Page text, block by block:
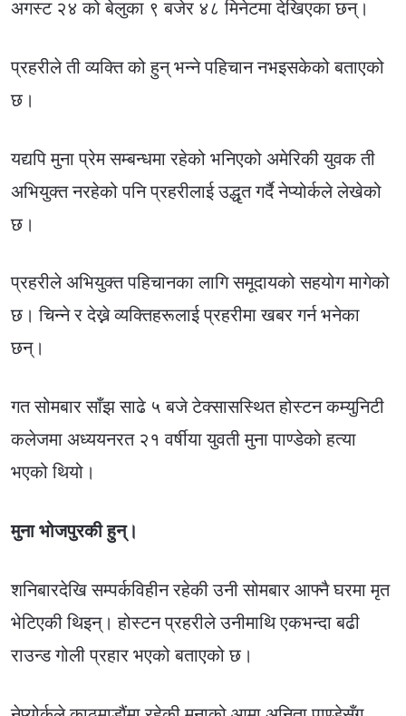
अगस्ट २४ को बेलुका ९ बजेर ४८ मिनेटमा देखिएका छन्।
प्रहरीले ती व्यक्ति को हुन् भन्ने पहिचान नभइसकेको बताएको
छ।
यद्यपि मुना प्रेम सम्बन्धमा रहेको भनिएको अमेरिकी युवक ती
अभियुक्त नरहेको पनि प्रहरीलाई उद्धृत गर्दै नेप्योर्कले लेखेको
छ।
प्रहरीले अभियुक्त पहिचानका लागि समूदायको सहयोग मागेको
छ। चिन्ने र देख्ने व्यक्तिहरूलाई प्रहरीमा खबर गर्न भनेका
छन्।
गत सोमबार साँझ साढे ५ बजे टेक्सासस्थित होस्टन कम्युनिटी
कलेजमा अध्ययनरत २१ वर्षीया युवती मुना पाण्डेको हत्या
भएको थियो।
मुना भोजपुरकी हुन्।
शनिबारदेखि सम्पर्कविहीन रहेकी उनी सोमबार आफ्नै घरमा मृत
भेटिएकी थिइन्। होस्टन प्रहरीले उनीमाथि एकभन्दा बढी
राउन्ड गोली प्रहार भएको बताएको छ।